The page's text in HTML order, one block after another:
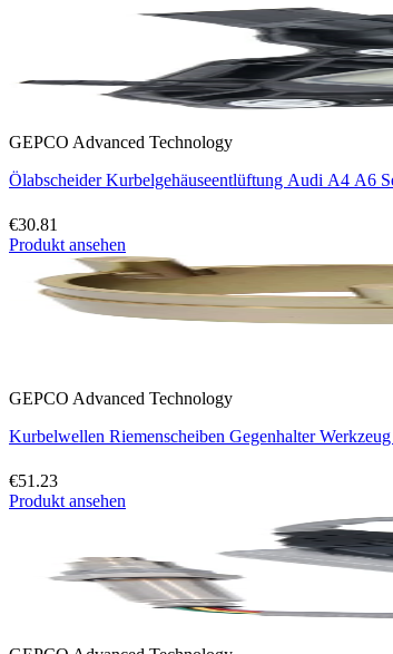
GEPCO Advanced Technology
Ölabscheider Kurbelgehäuseentlüftung Audi A4 A6
€30.81
Produkt ansehen
GEPCO Advanced Technology
Kurbelwellen Riemenscheiben Gegenhalter
€51.23
Produkt ansehen